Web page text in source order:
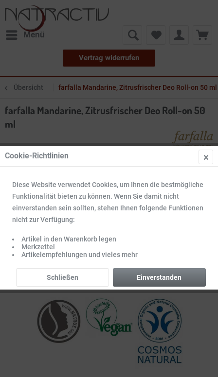
Menü
Vertrag widerrufen
Übersicht farfalla Mandarine, Zitrusfrischer Deo Roll-on 50 ml
farfalla Mandarine, Zitrusfrischer Deo Roll-on 50
ml
Cookie-Richtlinien
Diese Website verwendet Cookies, um Ihnen die bestmögliche
Funktionalität bieten zu können. Wenn Sie damit nicht
einverstanden sein sollten, stehen Ihnen folgende Funktionen
nicht zur Verfügung:
Artikel in den Warenkorb legen
Merkzettel
Artikelempfehlungen und vieles mehr
Einverstanden
Schließen